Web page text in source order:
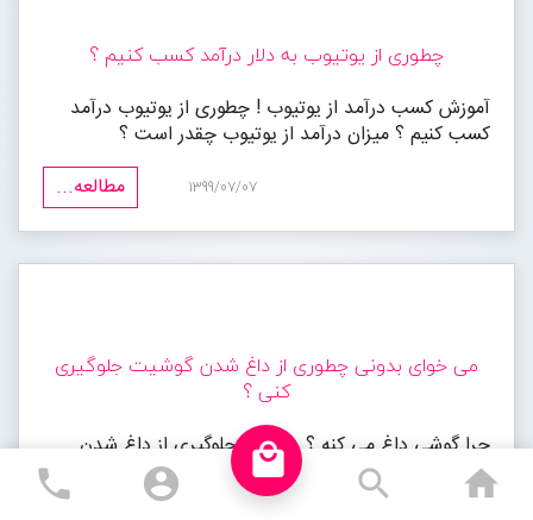
چطوری از یوتیوب به دلار درآمد کسب کنیم ؟
آموزش کسب درآمد از یوتیوب ! چطوری از یوتیوب درآمد
کسب کنیم ؟ میزان درآمد از یوتیوب چقدر است ؟
مطالعه...
1399/07/07
می خوای بدونی چطوری از داغ شدن گوشیت جلوگیری
کنی ؟
چرا گوشی داغ می کنه ؟ راه های جلوگیری از داغ شدن
گوشی چیست؟
phone account_circle
local_mall
search